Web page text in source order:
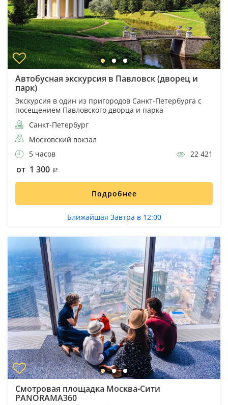
Автобусная экскурсия в Павловск (дворец и
парк)
Экскурсия в один из пригородов Санкт-Петербурга с
посещением Павловского дворца и парка
Санкт-Петербург
Московский вокзал
5 часов
22 421
от 1 300
Подробнее
Ближайшая Завтра в 12:00
Смотровая площадка Москва-Сити
PANORAMA360